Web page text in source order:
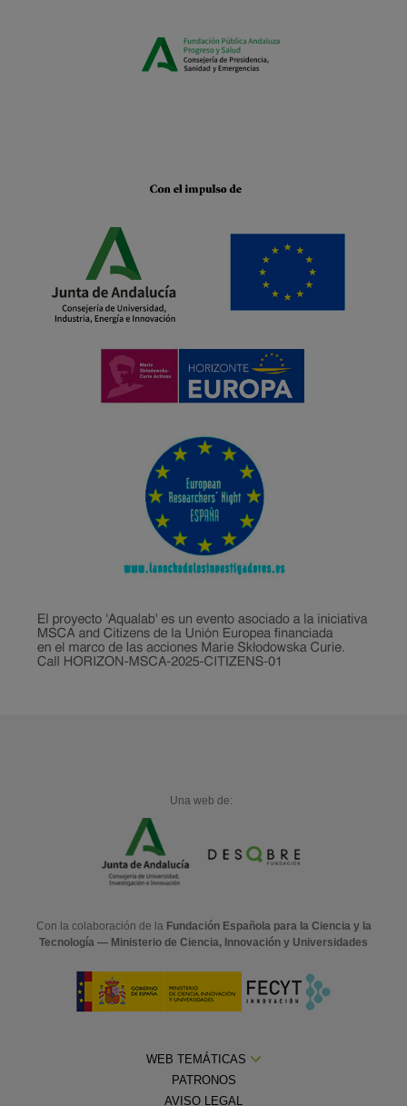
Una web de:
Con la colaboración de la Fundación Española para la Ciencia y la
Tecnología — Ministerio de Ciencia, Innovación y Universidades
WEB TEMÁTICAS
PATRONOS
AVISO LEGAL